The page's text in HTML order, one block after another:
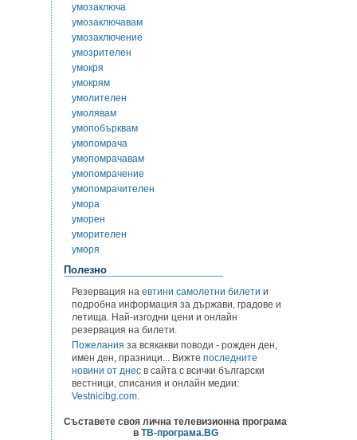
умозаключа
умозаключавам
умозаключение
умозрителен
умокря
умокрям
умолителен
умолявам
умопобърквам
умопомрача
умопомрачавам
умопомрачение
умопомрачителен
умора
уморен
уморителен
уморя
Полезно
Резервация на евтини самолетни билети и
подробна информация за държави, градове и
летища. Най-изгодни цени и онлайн
резервация на билети.
Пожелания за всякакви поводи - рожден ден,
имен ден, празници... Вижте последните
новини от днес в сайта с всички български
вестници, списания и онлайн медии:
Vestnicibg.com.
Съставете своя лична телевизионна програма
в ТВ-програма.BG